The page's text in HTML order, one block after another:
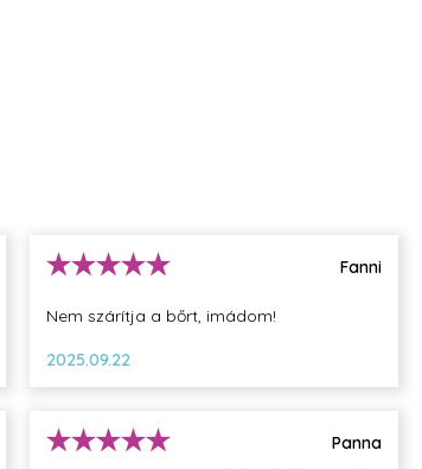
Fanni
Nem szárítja a bőrt, imádom!
2025.09.22
Panna